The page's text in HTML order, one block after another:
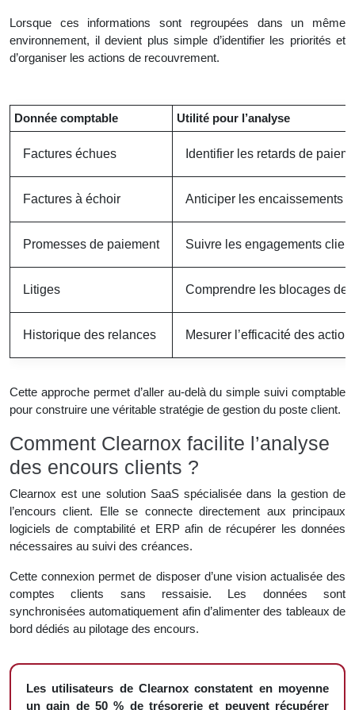
Lorsque ces informations sont regroupées dans un même
environnement, il devient plus simple d’identifier les priorités et
d’organiser les actions de recouvrement.
Donnée comptable Utilité pour l’analyse
Factures échues Identifier les retards de
Factures à échoir Anticiper les encaissements
Promesses de paiement Suivre les engagements
Litiges Comprendre les blocages de
Historique des relances Mesurer l’efficacité des
Cette approche permet d’aller au-delà du simple suivi comptable
pour construire une véritable stratégie de gestion du poste client.
Comment Clearnox facilite l’analyse
des encours clients ?
Clearnox est une solution SaaS spécialisée dans la gestion de
l’encours client. Elle se connecte directement aux principaux
logiciels de comptabilité et ERP afin de récupérer les données
nécessaires au suivi des créances.
Cette connexion permet de disposer d’une vision actualisée des
comptes clients sans ressaisie. Les données sont
synchronisées automatiquement afin d’alimenter des tableaux de
bord dédiés au pilotage des encours.
Les utilisateurs de Clearnox constatent en moyenne
un gain de 50 % de trésorerie et peuvent récupérer